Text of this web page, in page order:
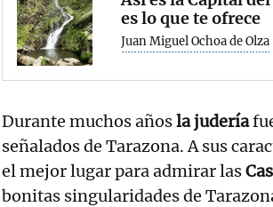
es lo que te ofrece
Juan Miguel Ochoa de Olza
Durante muchos añosla judería
señalados de Tarazona. A sus
el mejor lugar para admirar las
bonitas singularidades de